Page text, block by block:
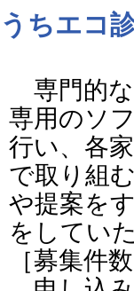
うちエコ
専門的な
専用のソ
行い、各
で取り組
や提案を
をしてい
［募集件